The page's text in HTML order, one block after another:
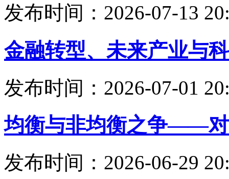
发布时间：2026-07-13
金融转型、未来产业与
发布时间：2026-07-01
均衡与非均衡之争——
发布时间：2026-06-29